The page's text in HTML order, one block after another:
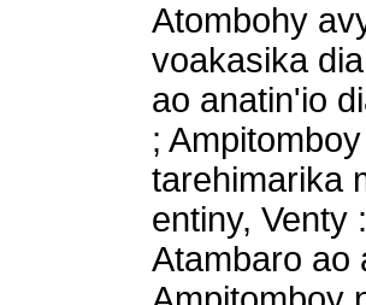
Atombohy
voakasika
ao anatin'io
;
tarehimarika
entiny, Venty
Atambaro ao